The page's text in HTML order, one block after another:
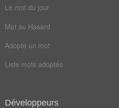
Le mot du jour
Mot au Hasard
Adopte un mot
Liste mots adoptés
Développeurs